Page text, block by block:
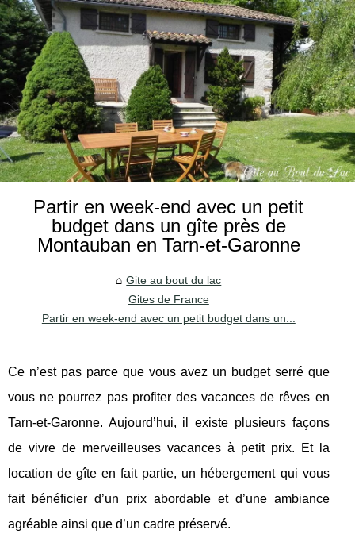
Partir en week-end avec un petit
budget dans un gîte près de
Montauban en Tarn-et-Garonne
Gite au bout du lac
Gites de France
Partir en week-end avec un petit budget dans un...
Ce n’est pas parce que vous avez un budget serré que
vous ne pourrez pas profiter des vacances de rêves en
Tarn-et-Garonne. Aujourd’hui, il existe plusieurs façons
de vivre de merveilleuses vacances à petit prix. Et la
location de gîte en fait partie, un hébergement qui vous
fait bénéficier d’un prix abordable et d’une ambiance
agréable ainsi que d’un cadre préservé.